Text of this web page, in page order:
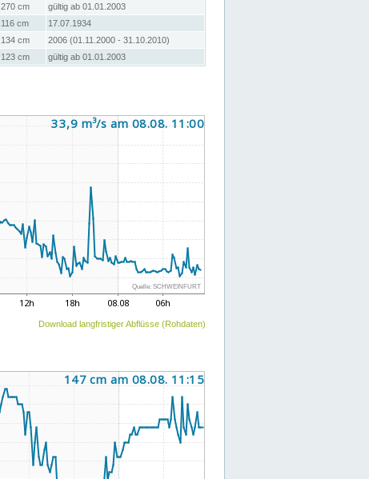
270 cm
gültig ab 01.01.2003
116 cm
17.07.1934
134 cm
2006 (01.11.2000 - 31.10.2010)
123 cm gültig ab 01.01.2003
Download langfristiger Abflüsse (Rohdaten)